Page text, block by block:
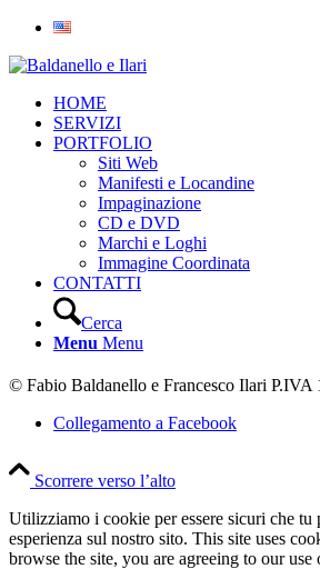
HOME
SERVIZI
PORTFOLIO
Siti Web
Manifesti e Locandine
Impaginazione
CD e DVD
Marchi e Loghi
Immagine Coordinata
CONTATTI
Cerca
Menu Menu
© Fabio Baldanello e Francesco Ilari P.IVA
Collegamento a Facebook
Scorrere verso l’alto
Utilizziamo i cookie per essere sicuri che tu
esperienza sul nostro sito. This site uses
browse the site, you are agreeing to our use